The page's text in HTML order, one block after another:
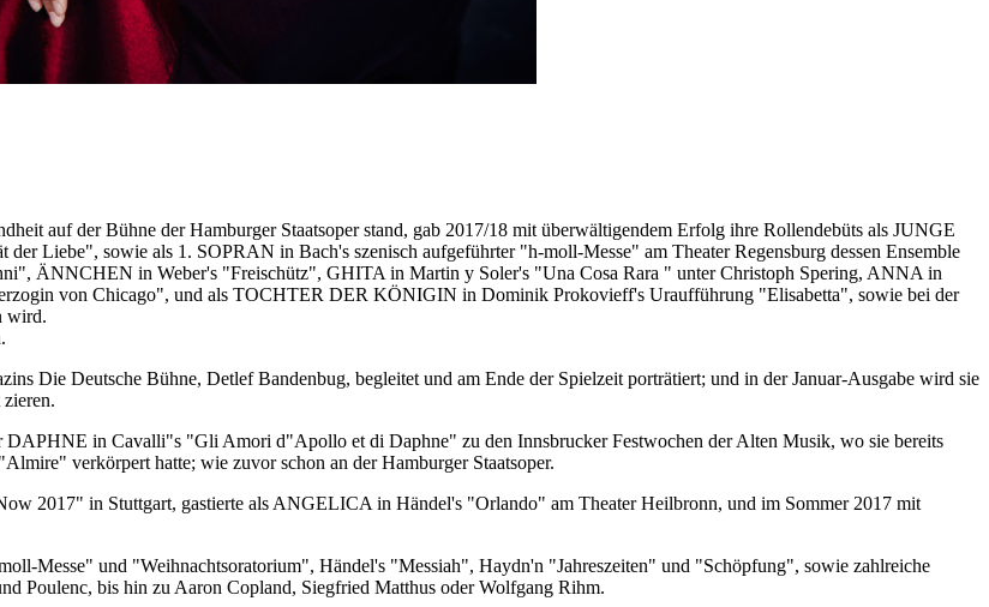
auf der Bühne der Hamburger Staatsoper stand, gab 2017/18 mit überwältigendem Erfolg ihre Rollendebüts als JUNGE
sowie als 1. SOPRAN in Bach's szenisch aufgeführter "h-moll-Messe" am Theater Regensburg dessen Ensemble
ÄNNCHEN in Weber's "Freischütz", GHITA in Martin y Soler's "Una Cosa Rara " unter Christoph Spering, ANNA in
von Chicago", und als TOCHTER DER KÖNIGIN in Dominik Prokovieff's Uraufführung "Elisabetta", sowie bei der
wird.
Die Deutsche Bühne, Detlef Bandenbug, begleitet und am Ende der Spielzeit porträtiert; und in der Januar-Ausgabe wird sie
DAPHNE in Cavalli"s "Gli Amori d"Apollo et di Daphne" zu den Innsbrucker Festwochen der Alten Musik, wo sie bereits
verkörpert hatte; wie zuvor schon an der Hamburger Staatsoper.
2017" in Stuttgart, gastierte als ANGELICA in Händel's "Orlando" am Theater Heilbronn, und im Sommer 2017 mit
Messe" und "Weihnachtsoratorium", Händel's "Messiah", Haydn'n "Jahreszeiten" und "Schöpfung", sowie zahlreiche
Poulenc, bis hin zu Aaron Copland, Siegfried Matthus oder Wolfgang Rihm.